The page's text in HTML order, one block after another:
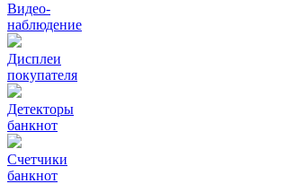
Видео‑
наблюдение
Дисплеи
покупателя
Детекторы
банкнот
Счетчики
банкнот